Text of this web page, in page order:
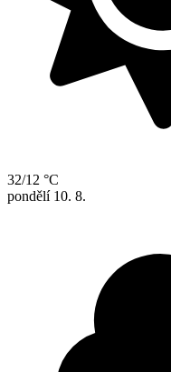
32/12 °C
pondělí 10. 8.